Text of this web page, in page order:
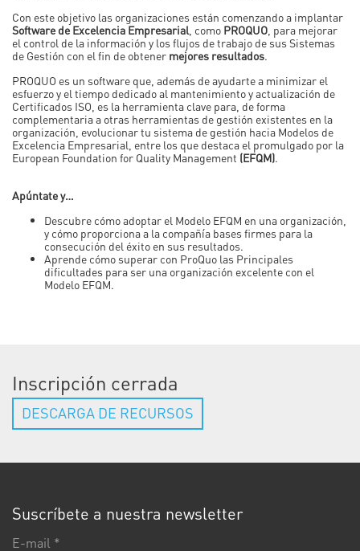
Con este objetivo las organizaciones están comenzando a implantar
Software de Excelencia Empresarial , como PROQUO , para mejorar
el control de la información y los flujos de trabajo de sus Sistemas
de Gestión con el fin de obtener mejores resultados
PROQUO es un software que, además de ayudarte a minimizar el
esfuerzo y el tiempo dedicado al mantenimiento y actualización de
Certificados ISO, es la herramienta clave para, de forma
complementaria a otras herramientas de gestión existentes en la
organización, evolucionar tu sistema de gestión hacia Modelos de
Excelencia Empresarial, entre los que destaca el promulgado por la
European Foundation for Quality Management (EFQM)
Apúntate y…
Descubre cómo adoptar el Modelo EFQM en una organización,
y cómo proporciona a la compañía bases firmes para la
consecución del éxito en sus resultados.
Aprende cómo superar con ProQuo las Principales
dificultades para ser una organización excelente con el
Modelo EFQM.
Inscripción cerrada
DESCARGA DE RECURSOS
Suscríbete a nuestra newsletter